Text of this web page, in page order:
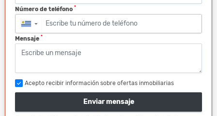
Número de teléfono *
▼
Mensaje *
Acepto recibir información sobre ofertas inmobiliarias
Enviar mensaje